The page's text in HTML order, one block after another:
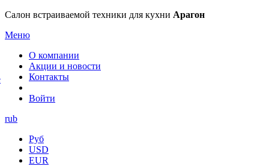
Салон встраиваемой техники для кухни Арагон
Меню
О компании
Акции и новости
Контакты
Войти
rub
Руб
USD
EUR